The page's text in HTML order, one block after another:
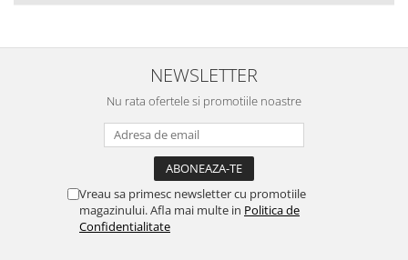
NEWSLETTER
Nu rata ofertele si promotiile noastre
Vreau sa primesc newsletter cu promotiile
magazinului. Afla mai multe in Politica de
Confidentialitate